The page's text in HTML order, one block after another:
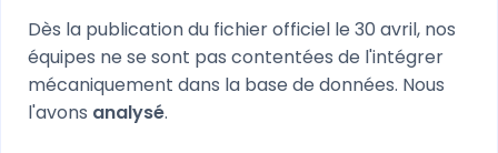
Dès la publication du fichier officiel le 30 avril, nos
équipes ne se sont pas contentées de l'intégrer
mécaniquement dans la base de données. Nous
l'avons analysé.